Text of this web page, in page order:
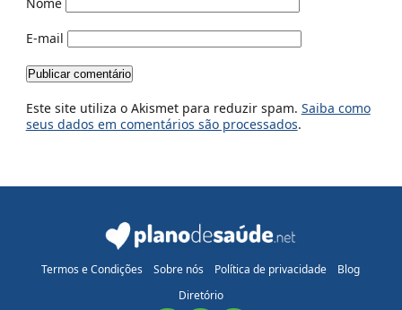
E-mail
Este site utiliza o Akismet para reduzir spam. Saiba como
seus dados em comentários são processados.
Termos e Condições Sobre nós Política de privacidade
Blog
Diretório